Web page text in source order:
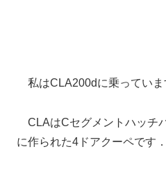
私はCLA200dに乗っていま
CLAはCセグメントハッチ
に作られた4ドアクーペです．